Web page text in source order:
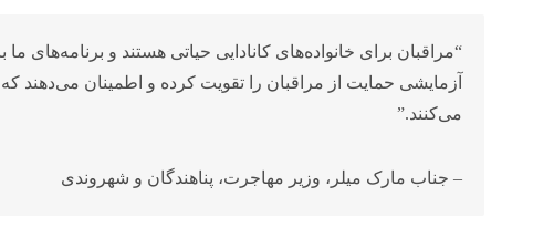
“مراقبان برای خانواده‌های کانادایی حیاتی هستند و برنامه‌های
آزمایشی حمایت از مراقبان را تقویت کرده و اطمینان می‌دهند که
می‌کنند.”
– جناب مارک میلر، وزیر مهاجرت، پناهندگان و شهروندی